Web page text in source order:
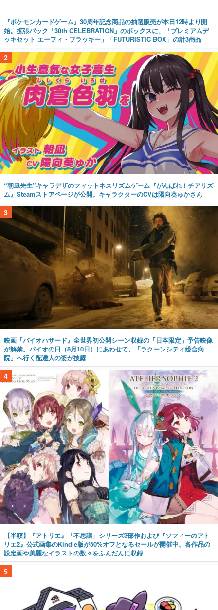
『ポケモンカードゲーム』30周年記念商品の抽選販売が本日12時より開
始。拡張パック「30th CELEBRATION」のボックスに、「プレミアムデ
ッキセット エーフィ・ブラッキー」「FUTURISTIC BOX」の計3商品
2
“朝凪先生”キャラデザのフィットネスリズムゲーム『がんばれ！チアリズ
ム』Steamストアページが公開。キャラクターのCVは陽向葵ゅかさん
3
映画『バイオハザード』全世界初公開シーン収録の「日本限定」予告映像
が解禁。バイオの日（8月10日）にあわせて、「ラクーンシティ総合病
院」へ行く配達人の姿が披露
4
【半額】『アトリエ』「不思議」シリーズ3部作および『ソフィーのアト
リエ2』公式画集のKindle版が50%オフとなるセールが開催中。各作品の
設定画や美麗なイラストの数々をふんだんに収録
5